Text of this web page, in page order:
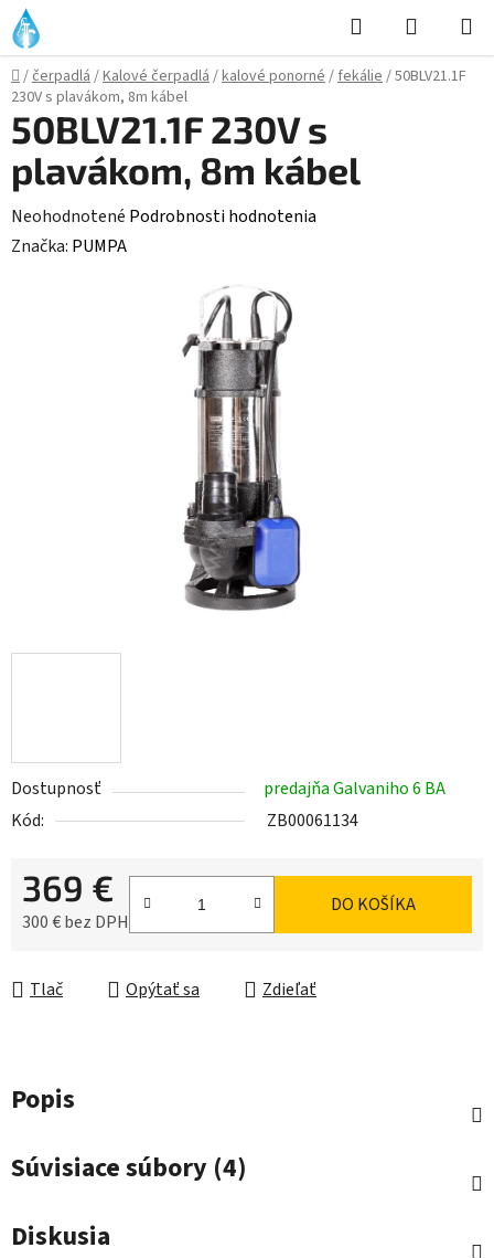
Prejsť
na
obsah
Hľadať
KOŠÍK
Domov
/čerpadlá/Kalové čerpadlá/kalové ponorné/fekálie/50BLV21.1F
230V s plavákom, 8m kábel
Dostupnosť
predajňa Galvaniho 6 BA
Kód:
ZB00061134
369 €
300 € bez DPH
DO KOŠÍKA
Tlač Opýtať sa Zdieľať
50BLV21.1F 230V s
plavákom, 8m kábel
Priemerné
hodnotenie
Neohodnotené Podrobnosti hodnotenia
Značka: PUMPA
Popis
Súvisiace súbory (4)
Diskusia